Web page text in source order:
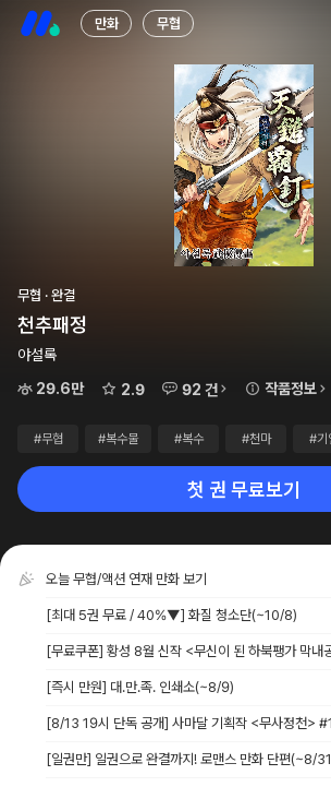
만화 무협
무협 · 완결
천추패정
야설록
29.6만
2.9 92 건 작품정보
#무협 #복수물 #복수 #천마 #기
첫 권 무료보기
오늘 무협/액션 연재 만화 보기
[최대 5권 무료 / 40%▼] 화질 청소단(~10/8)
[무료쿠폰] 황성 8월 신작 <무신이 된 하북팽가 막내
[즉시 만원] 대.만.족. 인쇄소(~8/9)
[8/13 19시 단독 공개] 사마달 기획작 <무사정천>
[일권만] 일권으로 완결까지! 로맨스 만화 단편(~8/